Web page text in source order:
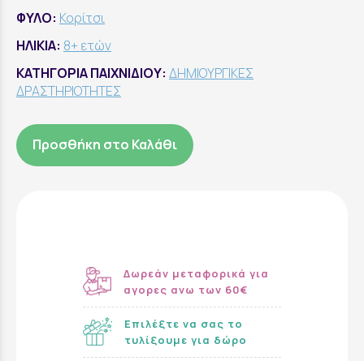
ΦΥΛΟ: Κορίτσι
ΗΛΙΚΙΑ: 8+ ετών
ΚΑΤΗΓΟΡΙΑ ΠΑΙΧΝΙΔΙΟΥ: ΔΗΜΙΟΥΡΓΙΚΕΣ
ΔΡΑΣΤΗΡΙΟΤΗΤΕΣ
Προσθήκη στο Καλάθι
Δωρεάν μεταφορικά για
αγορες ανω των 60€
Επιλέξτε να σας το
τυλίξουμε για δώρο